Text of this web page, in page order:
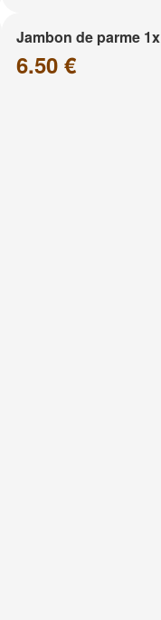
Jambon de parme 1x
6.50 €